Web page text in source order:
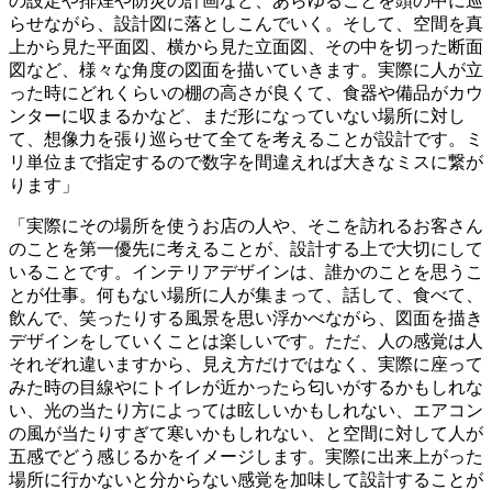
らせながら、設計図に落としこんでいく。そして、空間を真
上から見た平面図、横から見た立面図、その中を切った断面
図など、様々な角度の図面を描いていきます。実際に人が立
った時にどれくらいの棚の高さが良くて、食器や備品がカウ
ンターに収まるかなど、まだ形になっていない場所に対し
て、想像力を張り巡らせて全てを考えることが設計です。ミ
リ単位まで指定するので数字を間違えれば大きなミスに繋が
ります」
「実際にその場所を使うお店の人や、そこを訪れるお客さん
のことを第一優先に考えることが、設計する上で大切にして
いることです。インテリアデザインは、誰かのことを思うこ
とが仕事。何もない場所に人が集まって、話して、食べて、
飲んで、笑ったりする風景を思い浮かべながら、図面を描き
デザインをしていくことは楽しいです。ただ、人の感覚は人
それぞれ違いますから、見え方だけではなく、実際に座って
みた時の目線やにトイレが近かったら匂いがするかもしれな
い、光の当たり方によっては眩しいかもしれない、エアコン
の風が当たりすぎて寒いかもしれない、と空間に対して人が
五感でどう感じるかをイメージします。実際に出来上がった
場所に行かないと分からない感覚を加味して設計することが